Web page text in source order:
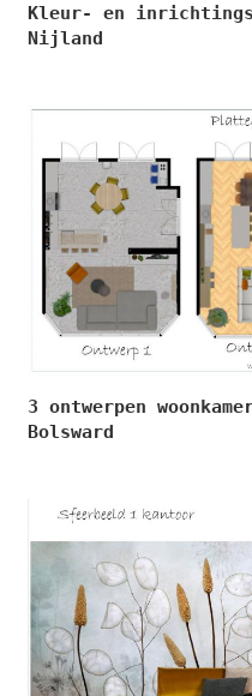
Kleur- en
Nijland
3 ontwerpen
Bolsward